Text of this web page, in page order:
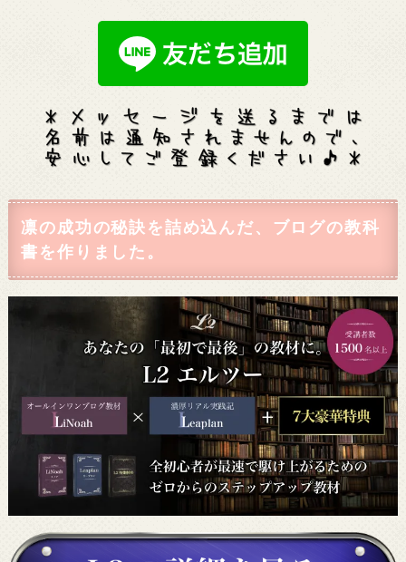
凛の成功の秘訣を詰め込んだ、ブログの教科
書を作りました。